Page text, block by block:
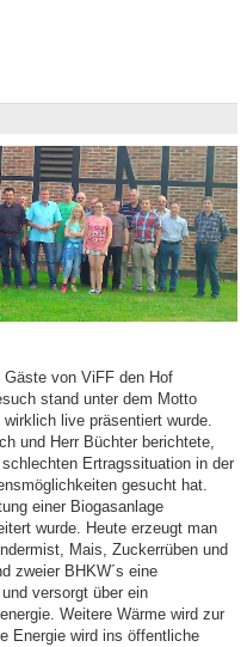
von ViFF den Hof
stand unter dem Motto
live präsentiert wurde.
und Herr Büchter berichtete,
Ertragssituation in der
gesucht hat.
einer Biogasanlage
wurde. Heute erzeugt man
Mais, Zuckerrüben und
zweier BHKW´s eine
versorgt über ein
Weitere Wärme wird zur
Energie wird ins öffentliche